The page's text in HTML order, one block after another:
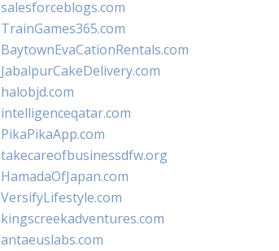
salesforceblogs.com
TrainGames365.com
BaytownEvaCationRentals.com
JabalpurCakeDelivery.com
halobjd.com
intelligenceqatar.com
PikaPikaApp.com
takecareofbusinessdfw.org
HamadaOfJapan.com
VersifyLifestyle.com
kingscreekadventures.com
antaeuslabs.com